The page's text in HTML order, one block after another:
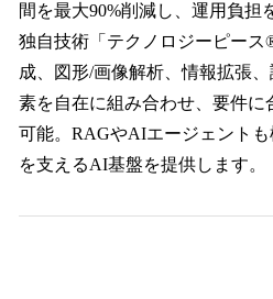
間を最大90%削減し、運用負担
独自技術「テクノロジーピー
成、図形/画像解析、情報拡張
素を自在に組み合わせ、要件に
可能。RAGやAIエージェント
を支えるAI基盤を提供します。